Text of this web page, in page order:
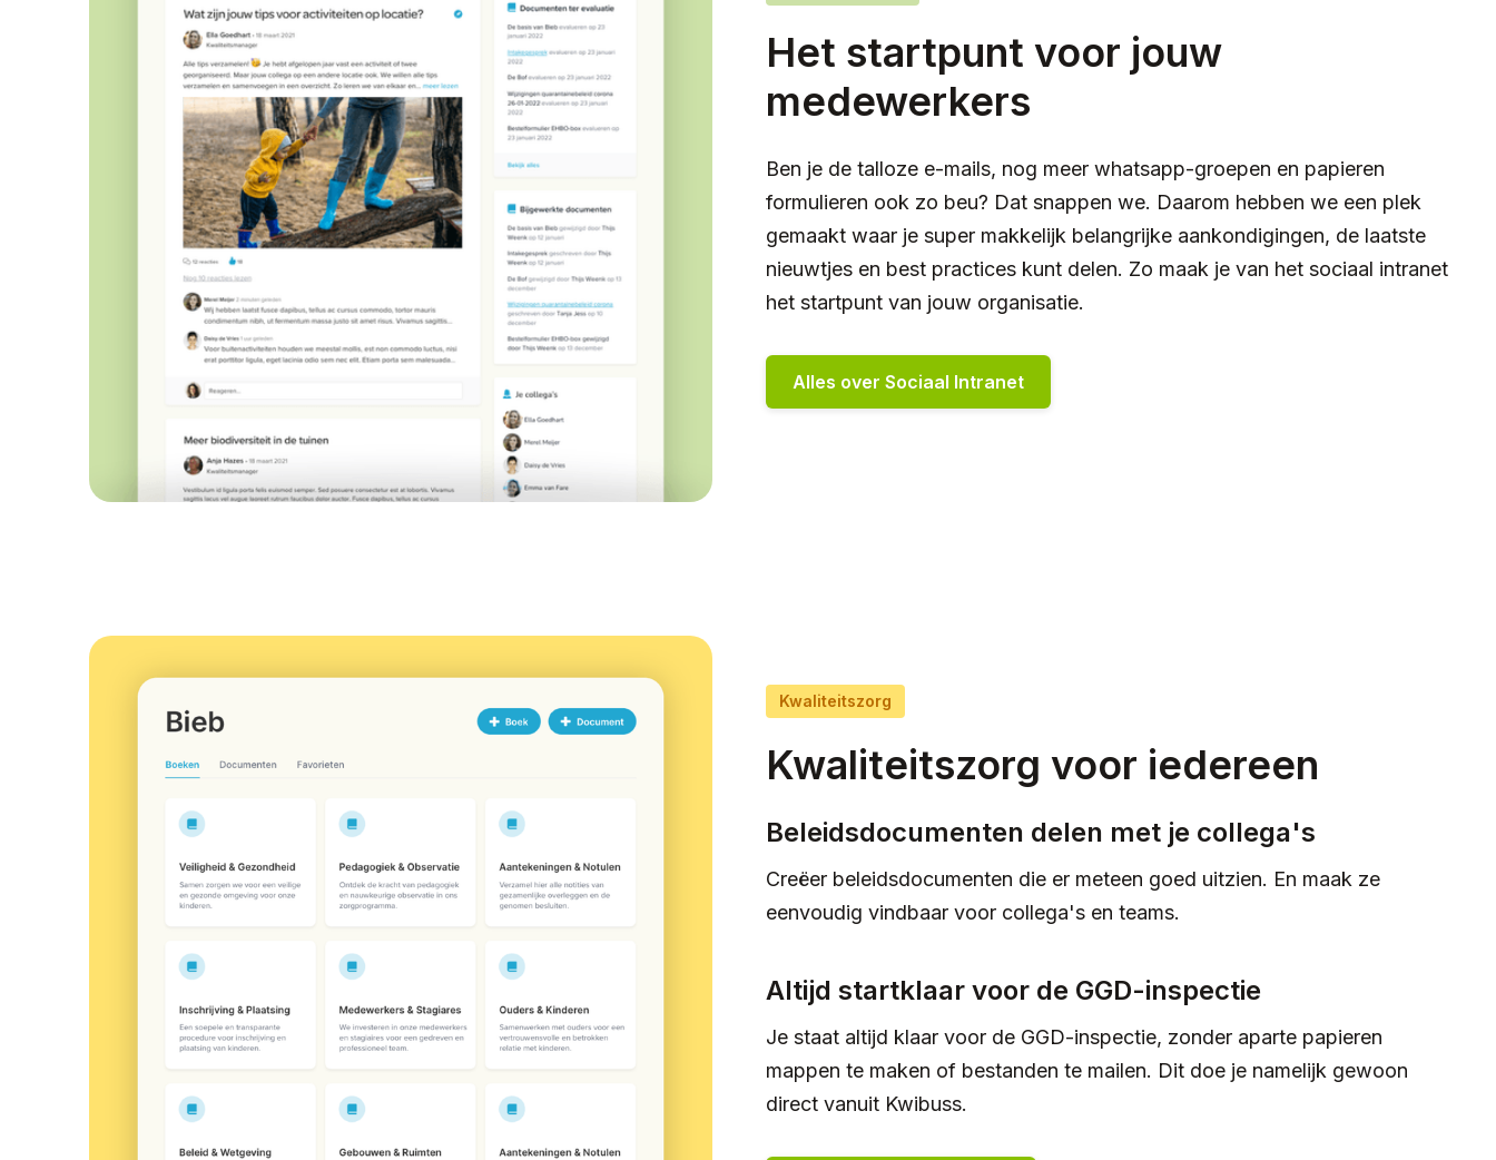
Het startpunt voor jouw
medewerkers
Ben je de talloze e-mails, nog meer whatsapp-groepen en papieren
formulieren ook zo beu? Dat snappen we. Daarom hebben we een plek
gemaakt waar je super makkelijk belangrijke aankondigingen, de laatste
nieuwtjes en best practices kunt delen. Zo maak je van het sociaal intranet
het startpunt van jouw organisatie.
Alles over Sociaal Intranet
Kwaliteitszorg
Kwaliteitszorg voor iedereen
Beleidsdocumenten delen met je collega's
Creëer beleidsdocumenten die er meteen goed uitzien. En maak ze
eenvoudig vindbaar voor collega's en teams.
Altijd startklaar voor de GGD-inspectie
Je staat altijd klaar voor de GGD-inspectie, zonder aparte papieren
mappen te maken of bestanden te mailen. Dit doe je namelijk gewoon
direct vanuit Kwibuss.